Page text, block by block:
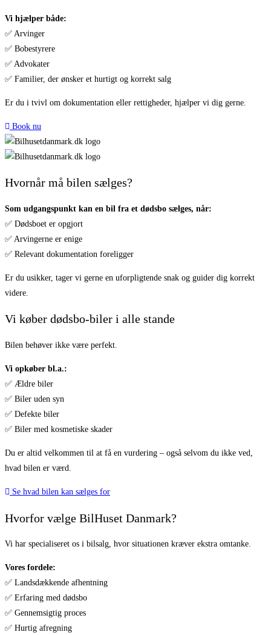
Vi hjælper både:
✅ Arvinger
✅ Bobestyrere
✅ Advokater
✅ Familier, der ønsker et hurtigt og korrekt salg
Er du i tvivl om dokumentation eller rettigheder, hjælper vi dig gerne.
Book nu
Hvornår må bilen sælges?
Som udgangspunkt kan en bil fra et dødsbo sælges, når:
✅ Dødsboet er opgjort
✅ Arvingerne er enige
✅ Relevant dokumentation foreligger
Er du usikker, tager vi gerne en uforpligtende snak og guider dig korrekt
videre.
Vi køber dødsbo-biler i alle stande
Bilen behøver ikke være perfekt.
Vi opkøber bl.a.:
✅ Ældre biler
✅ Biler uden syn
✅ Defekte biler
✅ Biler med kosmetiske skader
Du er altid velkommen til at få en vurdering – også selvom du ikke ved,
hvad bilen er værd.
Se hvad bilen kan sælges for
Hvorfor vælge BilHuset Danmark?
Vi har specialiseret os i bilsalg, hvor situationen kræver ekstra omtanke.
Vores fordele:
✅ Landsdækkende afhentning
✅ Erfaring med dødsbo
✅ Gennemsigtig proces
✅ Hurtig afregning